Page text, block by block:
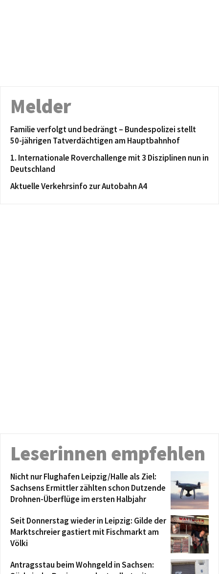
Melder
Familie verfolgt und bedrängt – Bundespolizei stellt
50-jährigen Tatverdächtigen am Hauptbahnhof
1. Internationale Roverchallenge mit 3 Disziplinen nun in
Deutschland
Aktuelle Verkehrsinfo zur Autobahn A4
Leserinnen empfehlen
Nicht nur Flughafen Leipzig/Halle als Ziel:
Sachsens Ermittler zählten schon Dutzende
Drohnen-Überflüge im ersten Halbjahr
Seit Donnerstag wieder in Leipzig: Gilde der
Marktschreier gastiert mit Fischmarkt am
Völki
Antragsstau beim Wohngeld in Sachsen: